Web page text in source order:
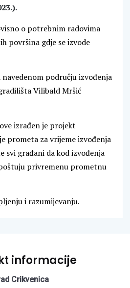
o potrebnim radovima
površina gdje se izvode
području izvođenja
Vilibald Mršić
izrađen je projekt
prometa za vrijeme izvođenja
svi građani da kod izvođenja
privremenu prometnu
i razumijevanju.
informacije
Crikvenica